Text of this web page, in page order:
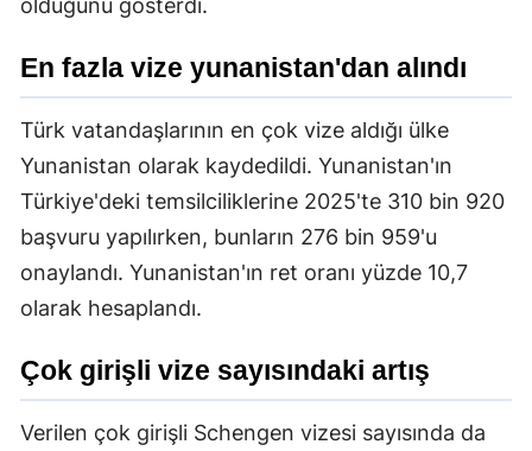
olduğunu gösterdi.
En fazla vize yunanistan'dan alındı
Türk vatandaşlarının en çok vize aldığı ülke
Yunanistan olarak kaydedildi. Yunanistan'ın
Türkiye'deki temsilciliklerine 2025'te 310 bin 920
başvuru yapılırken, bunların 276 bin 959'u
onaylandı. Yunanistan'ın ret oranı yüzde 10,7
olarak hesaplandı.
Çok girişli vize sayısındaki artış
Verilen çok girişli Schengen vizesi sayısında da